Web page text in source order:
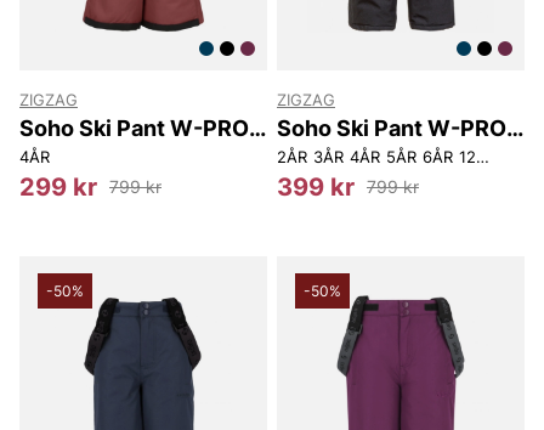
ZIGZAG
Soho Ski Pant W-PRO
10000
4ÅR
299 kr 799 kr
ZIGZAG
Soho Ski Pant W-PRO
10000
2ÅR 3ÅR 4ÅR 5ÅR 6ÅR 12ÅR
399 kr 799 kr
-50% -50%